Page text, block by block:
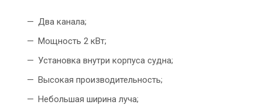
Два канала;
Мощность 2 кВт;
Установка внутри корпуса судна;
Высокая производительность;
Небольшая ширина луча;